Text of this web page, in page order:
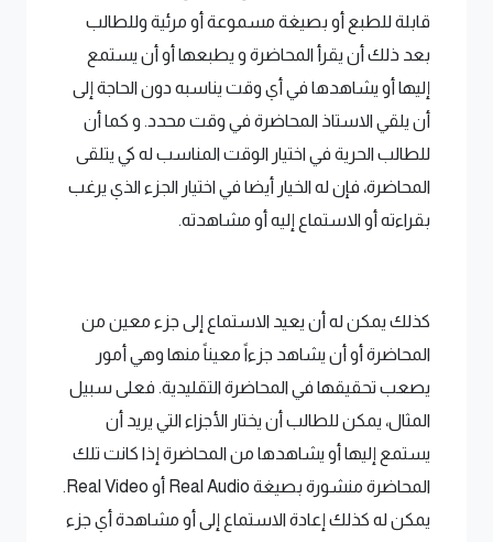
قابلة للطبع أو بصيغة مسموعة أو مرئية وللطالب
بعد ذلك أن يقرأ المحاضرة و يطبعها أو أن يستمع
إليها أو يشاهدها في أي وقت يناسبه دون الحاجة إلى
أن يلقي الاستاذ المحاضرة في وقت محدد. و كما أن
للطالب الحرية في اختيار الوقت المناسب له كي يتلقى
المحاضرة، فإن له الخيار أيضا في اختيار الجزء الذي يرغب
بقراءته أو الاستماع إليه أو مشاهدته.
كذلك يمكن له أن يعيد الاستماع إلى جزء معين من
المحاضرة أو أن يشاهد جزءاً معيناً منها وهي أمور
يصعب تحقيقها في المحاضرة التقليدية. فعلى سبيل
المثال، يمكن للطالب أن يختار الأجزاء التي يريد أن
يستمع إليها أو يشاهدها من المحاضرة إذا كانت تلك
المحاضرة منشورة بصيغة Real Audio أو Real Video.
يمكن له كذلك إعادة الاستماع إلى أو مشاهدة أي جزء